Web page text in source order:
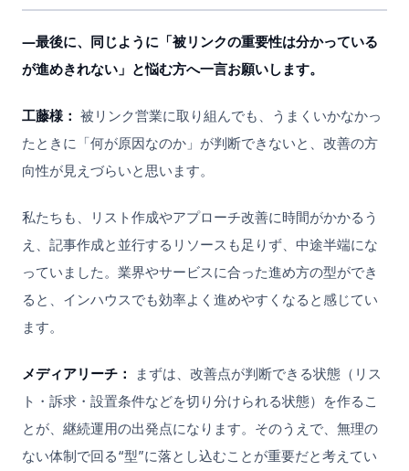
―最後に、同じように「被リンクの重要性は分かっている
が進めきれない」と悩む方へ一言お願いします。
工藤様： 被リンク営業に取り組んでも、うまくいかなかっ
たときに「何が原因なのか」が判断できないと、改善の方
向性が見えづらいと思います。
私たちも、リスト作成やアプローチ改善に時間がかかるう
え、記事作成と並行するリソースも足りず、中途半端にな
っていました。業界やサービスに合った進め方の型ができ
ると、インハウスでも効率よく進めやすくなると感じてい
ます。
メディアリーチ：
まずは、改善点が判断できる状態（リス
ト・訴求・設置条件などを切り分けられる状態）を作るこ
とが、継続運用の出発点になります。そのうえで、無理の
ない体制で回る“型”に落とし込むことが重要だと考えてい